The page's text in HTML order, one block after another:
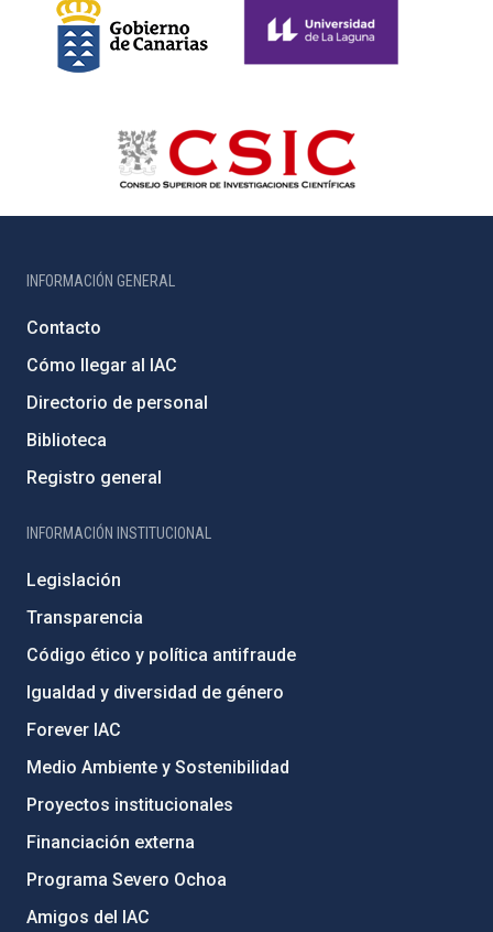
INFORMACIÓN GENERAL
Contacto
Cómo llegar al IAC
Directorio de personal
Biblioteca
Registro general
INFORMACIÓN INSTITUCIONAL
Legislación
Transparencia
Código ético y política antifraude
Igualdad y diversidad de género
Forever IAC
Medio Ambiente y Sostenibilidad
Proyectos institucionales
Financiación externa
Programa Severo Ochoa
Amigos del IAC